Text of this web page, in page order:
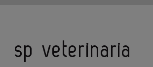
sp veterinaria